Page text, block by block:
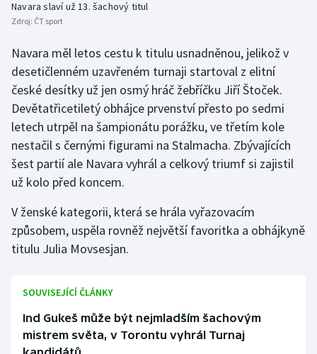
Házená
Judo
Krasobruslení
Lezení
Lyže a snowboard
Moderní pětiboj
Motorsport
Parasport
Plavání
Navara slaví už 13. šachový titul
Zdroj: ČT sport
Navara měl letos cestu k titulu usnadněnou, jelikož v
desetičlenném uzavřeném turnaji startoval z elitní
české desítky už jen osmý hráč žebříčku Jiří Štoček.
Devětatřicetiletý obhájce prvenství přesto po sedmi
letech utrpěl na šampionátu porážku, ve třetím kole
nestačil s černými figurami na Stalmacha. Zbývajících
šest partií ale Navara vyhrál a celkový triumf si zajistil
už kolo před koncem.
V ženské kategorii, která se hrála vyřazovacím
způsobem, uspěla rovněž největší favoritka a obhájkyně
titulu Julia Movsesjan.
SOUVISEJÍCÍ ČLÁNKY
Ind Gukeš může být nejmladším šachovým
mistrem světa, v Torontu vyhrál Turnaj